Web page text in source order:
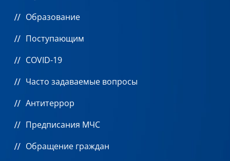
Образование
Поступающим
COVID-19
Часто задаваемые вопросы
Антитеррор
Предписания МЧС
Обращение граждан